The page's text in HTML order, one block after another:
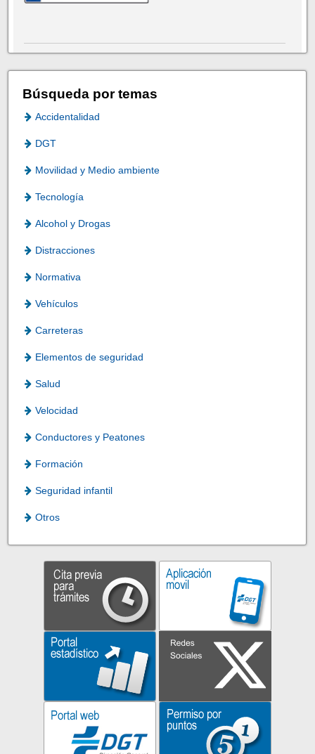
Búsqueda por temas
Accidentalidad
DGT
Movilidad y Medio ambiente
Tecnología
Alcohol y Drogas
Distracciones
Normativa
Vehículos
Carreteras
Elementos de seguridad
Salud
Velocidad
Conductores y Peatones
Formación
Seguridad infantil
Otros